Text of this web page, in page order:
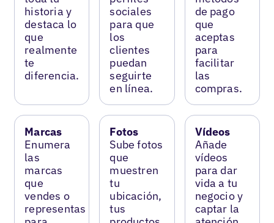
historia y
destaca lo
que
realmente
te
diferencia.
sociales
para que
los
clientes
puedan
seguirte
en línea.
de pago
que
aceptas
para
facilitar
las
compras.
Marcas
Enumera
las
marcas
que
vendes o
representas
Fotos
Sube fotos
que
muestren
tu
ubicación,
tus
Vídeos
Añade
vídeos
para dar
vida a tu
negocio y
captar la